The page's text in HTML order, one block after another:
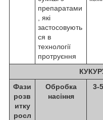
препаратами
, які
застосовують
ся в
технології
протруєння
Фази
розв
итку
росл
Обробка
насіння
3-